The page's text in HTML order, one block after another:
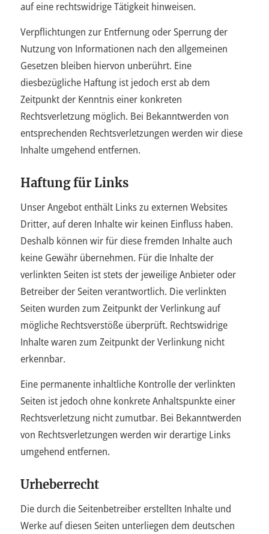
auf eine rechtswidrige Tätigkeit hinweisen.
Verpflichtungen zur Entfernung oder Sperrung der
Nutzung von Informationen nach den allgemeinen
Gesetzen bleiben hiervon unberührt. Eine
diesbezügliche Haftung ist jedoch erst ab dem
Zeitpunkt der Kenntnis einer konkreten
Rechtsverletzung möglich. Bei Bekanntwerden von
entsprechenden Rechtsverletzungen werden wir diese
Inhalte umgehend entfernen.
Haftung für Links
Unser Angebot enthält Links zu externen Websites
Dritter, auf deren Inhalte wir keinen Einfluss haben.
Deshalb können wir für diese fremden Inhalte auch
keine Gewähr übernehmen. Für die Inhalte der
verlinkten Seiten ist stets der jeweilige Anbieter oder
Betreiber der Seiten verantwortlich. Die verlinkten
Seiten wurden zum Zeitpunkt der Verlinkung auf
mögliche Rechtsverstöße überprüft. Rechtswidrige
Inhalte waren zum Zeitpunkt der Verlinkung nicht
erkennbar.
Eine permanente inhaltliche Kontrolle der verlinkten
Seiten ist jedoch ohne konkrete Anhaltspunkte einer
Rechtsverletzung nicht zumutbar. Bei Bekanntwerden
von Rechtsverletzungen werden wir derartige Links
umgehend entfernen.
Urheberrecht
Die durch die Seitenbetreiber erstellten Inhalte und
Werke auf diesen Seiten unterliegen dem deutschen